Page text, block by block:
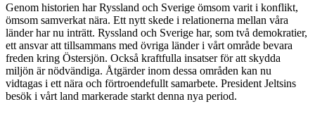
Genom historien har Ryssland och Sverige ömsom varit i konflikt,
ömsom samverkat nära. Ett nytt skede i relationerna mellan våra
länder har nu inträtt. Ryssland och Sverige har, som två demokratier,
ett ansvar att tillsammans med övriga länder i vårt område bevara
freden kring Östersjön. Också kraftfulla insatser för att skydda
miljön är nödvändiga. Åtgärder inom dessa områden kan nu
vidtagas i ett nära och förtroendefullt samarbete. President Jeltsins
besök i vårt land markerade starkt denna nya period.